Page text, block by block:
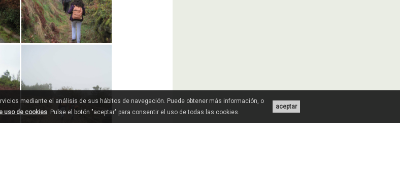
aceptar
mediante el análisis de sus hábitos de navegación. Puede obtener más información, o
uso de cookies. Pulse el botón "aceptar" para consentir el uso de todas las cookies.